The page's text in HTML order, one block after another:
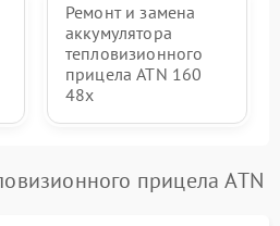
Ремонт и замена
аккумулятора
тепловизионного
прицела ATN 160
48x
прицела ATN